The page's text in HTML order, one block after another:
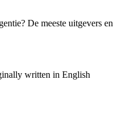
De meeste uitgevers
written in English